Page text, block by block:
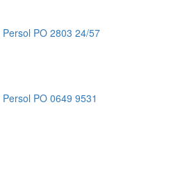
PO 2803 24/57
PO 0649 9531